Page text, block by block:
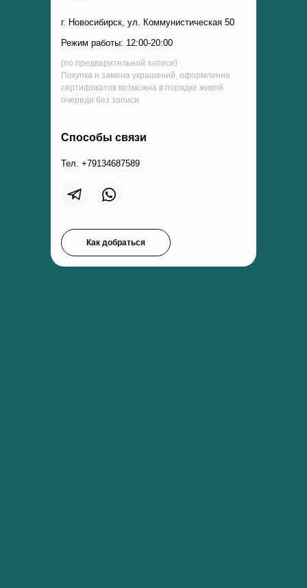
Способы связи
г. Новосибирск, ул. Коммунистическая 50
Тел. +79134687589
Режим работы: 12:00-20:00
(по предварительной записи)
Покупка и замена украшений, оформление
сертификатов возможна в порядке живой
очереди без записи
Как добраться